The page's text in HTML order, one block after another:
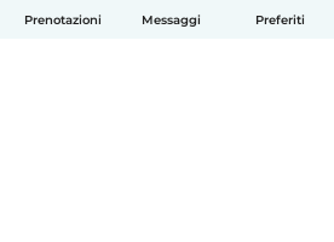
Prenotazioni Messaggi Preferiti